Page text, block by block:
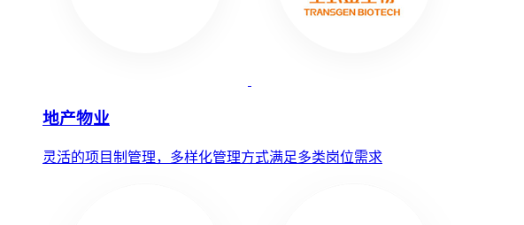
地产物业
灵活的项目制管理，多样化管理方式满足多类岗位需求